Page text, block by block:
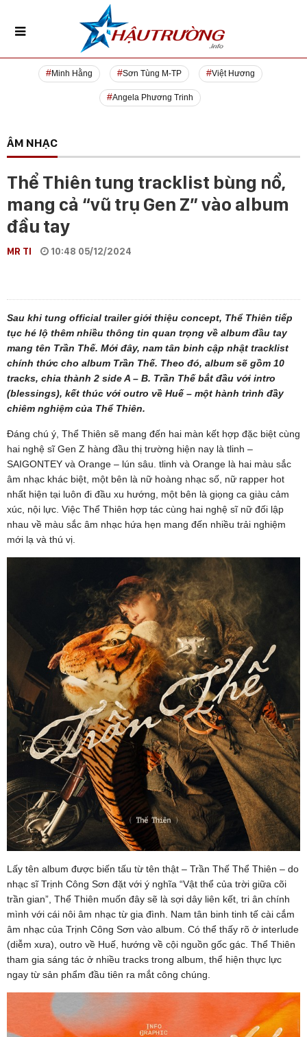
Minh Hằng Sơn Tùng M-TP Việt Hương
Angela Phương Trinh
ÂM NHẠC
Thể Thiên tung tracklist bùng nổ,
mang cả “vũ trụ Gen Z” vào album
đầu tay
MR TI 10:48 05/12/2024
Sau khi tung official trailer giới thiệu concept, Thể Thiên tiếp
tục hé lộ thêm nhiều thông tin quan trọng về album đầu tay
mang tên Trần Thế. Mới đây, nam tân binh cập nhật tracklist
chính thức cho album Trần Thế. Theo đó, album sẽ gồm 10
tracks, chia thành 2 side A – B. Trần Thế bắt đầu với intro
(blessings), kết thúc với outro về Huế – một hành trình đầy
chiêm nghiệm của Thể Thiên.
Đáng chú ý, Thể Thiên sẽ mang đến hai màn kết hợp đặc biệt cùng
hai nghệ sĩ Gen Z hàng đầu thị trường hiện nay là tlinh –
SAIGONTEY và Orange – lún sâu. tlinh và Orange là hai màu sắc
âm nhạc khác biệt, một bên là nữ hoàng nhạc số, nữ rapper hot
nhất hiện tại luôn đi đầu xu hướng, một bên là giọng ca giàu cảm
xúc, nội lực. Việc Thể Thiên hợp tác cùng hai nghệ sĩ nữ đối lập
nhau về màu sắc âm nhạc hứa hẹn mang đến nhiều trải nghiệm
mới lạ và thú vị.
Lấy tên album được biến tấu từ tên thật – Trần Thế Thể Thiên – do
nhạc sĩ Trịnh Công Sơn đặt với ý nghĩa “Vật thể của trời giữa cõi
trần gian”, Thể Thiên muốn đây sẽ là sợi dây liên kết, tri ân chính
mình với cái nôi âm nhạc từ gia đình. Nam tân binh tinh tế cài cắm
âm nhạc của Trịnh Công Sơn vào album. Có thể thấy rõ ở interlude
(diễm xưa), outro về Huế, hướng về cội nguồn gốc gác. Thể Thiên
tham gia sáng tác ở nhiều tracks trong album, thể hiện thực lực
ngay từ sản phẩm đầu tiên ra mắt công chúng.